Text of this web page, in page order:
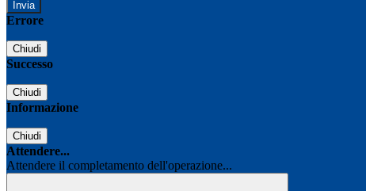
Errore
Chiudi
Successo
Chiudi
Informazione
Chiudi
Attendere...
Attendere il completamento dell'operazione...